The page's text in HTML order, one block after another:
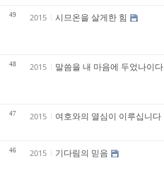
49 2015 시므온을 살게한 힘
48 2015 말씀을 내 마음에 두었나이다
47 2015 여호와의 열심이 이루십니다
46 2015 기다림의 믿음